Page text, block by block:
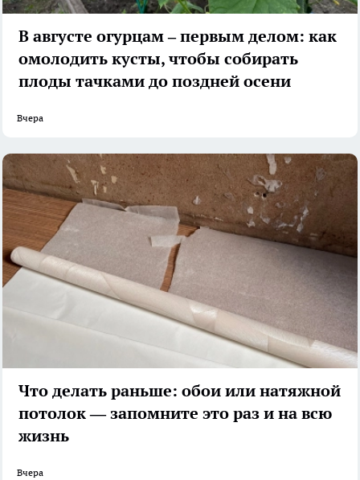
В августе огурцам – первым делом: как
омолодить кусты, чтобы собирать
плоды тачками до поздней осени
Вчера
Что делать раньше: обои или натяжной
потолок — запомните это раз и на всю
жизнь
Вчера